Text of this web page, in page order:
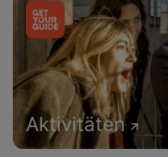
Aktivitäten